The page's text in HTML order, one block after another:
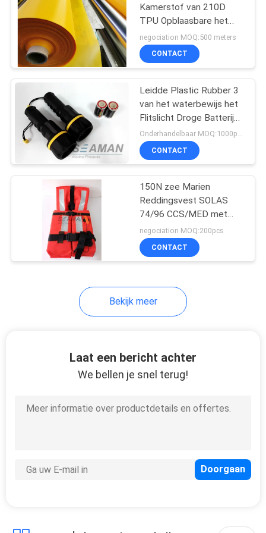
Reddingsboeiring
opblaasbaar
reddingsvlot
Mariene
dekgereedschappen
Kamerstof van 210D
TPU Opblaasbare het
Reddingsvest Nylon TPU
Stof
negociation MOQ:500 meters
CONTACT
Leidde Plastic Rubber 3
van het waterbewijs het
Flitslicht Droge Batterij
van de Toorts Mariene
Boot
Onderhandelbaar MOQ:1000pcs
CONTACT
150N zee Marien
Reddingsvest SOLAS
74/96 CCS/MED met
Weerspiegelende Band
negociation MOQ:200pcs
CONTACT
Bekijk meer
Laat een bericht achter
We bellen je snel terug!